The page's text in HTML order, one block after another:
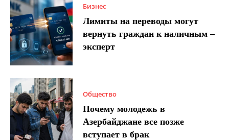
Бизнес
Лимиты на переводы могут
вернуть граждан к наличным –
эксперт
Общество
Почему молодежь в
Азербайджане все позже
вступает в брак